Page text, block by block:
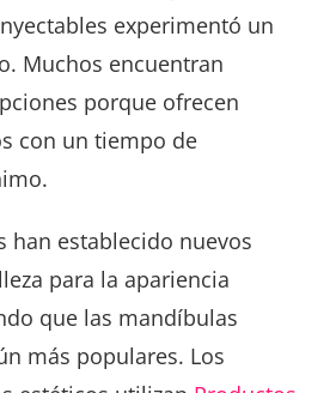
experimentó un
Muchos encuentran
porque ofrecen
con un tiempo de
han establecido nuevos
para la apariencia
que las mandíbulas
más populares. Los